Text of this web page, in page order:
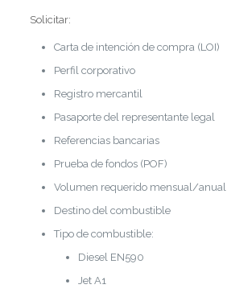
Solicitar:
Carta de intención de compra (LOI)
Perfil corporativo
Registro mercantil
Pasaporte del representante legal
Referencias bancarias
Prueba de fondos (POF)
Volumen requerido mensual/anual
Destino del combustible
Tipo de combustible:
Diesel EN590
Jet A1